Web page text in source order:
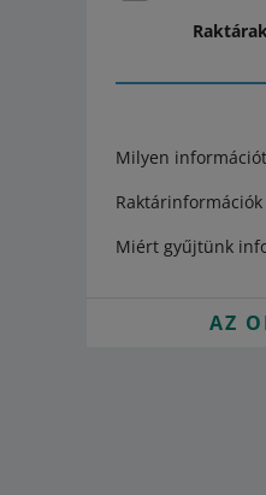
Milyen
Raktárinformációk
Miért gyűjtünk
AZ